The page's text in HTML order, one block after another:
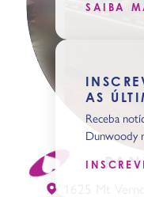
SAIBA
AS
Receba
Dunwoody